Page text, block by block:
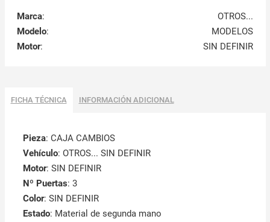
Marca:
OTROS...
Modelo:
MODELOS
Motor: SIN DEFINIR
FICHA TÉCNICA INFORMACIÓN ADICIONAL
Pieza: CAJA CAMBIOS
Vehículo: OTROS... SIN DEFINIR
Motor: SIN DEFINIR
Nº Puertas: 3
Color: SIN DEFINIR
Estado: Material de segunda mano